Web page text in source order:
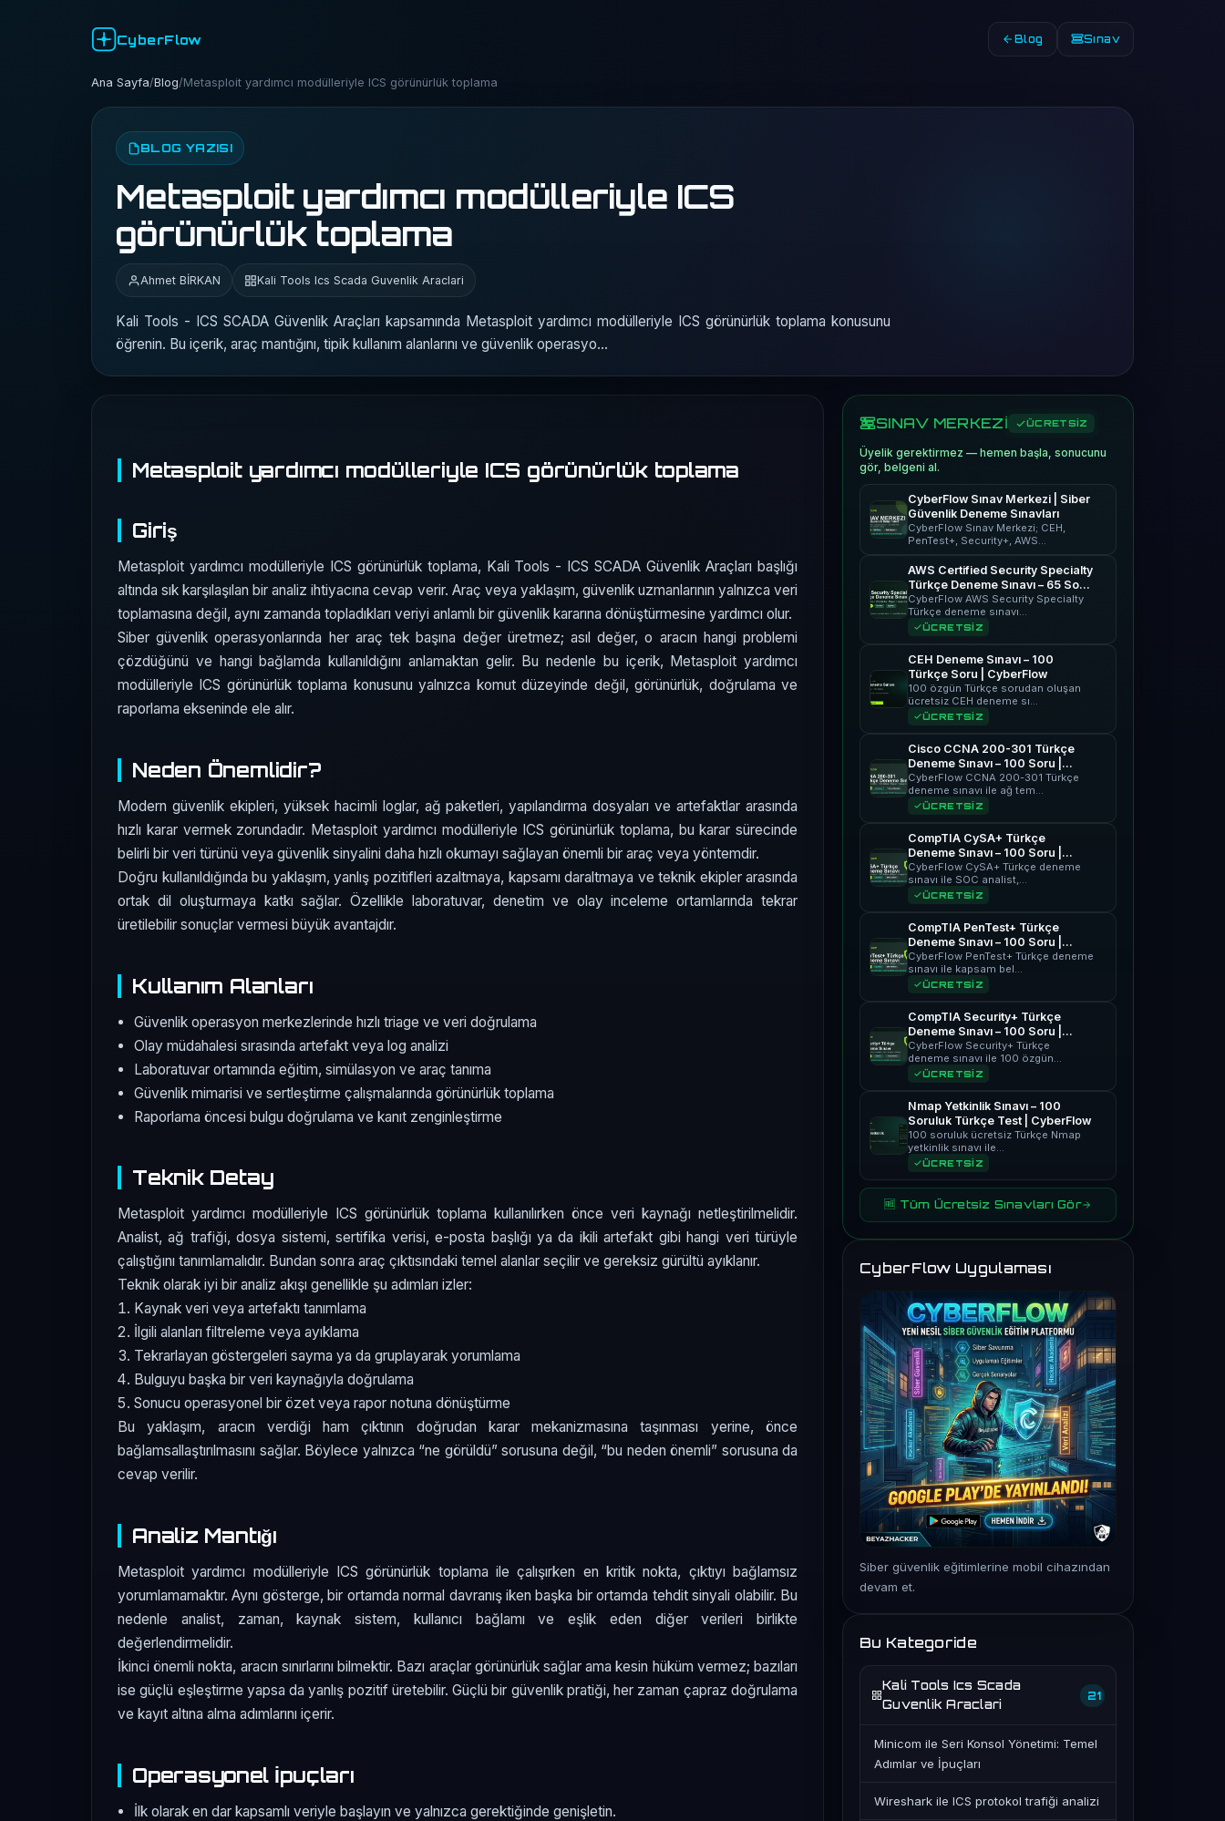
CyberFlow Blog Sınav
Ana Sayfa/Blog/Metasploit yardımcı modülleriyle ICS görünürlük toplama
BLOG YAZISI
Metasploit yardımcı modülleriyle ICS
görünürlük toplama
Ahmet BİRKAN Kali Tools Ics Scada Guvenlik Araclari
Kali Tools - ICS SCADA Güvenlik Araçları kapsamında Metasploit yardımcı modülleriyle ICS görünürlük toplama konusunu
öğrenin. Bu içerik, araç mantığını, tipik kullanım alanlarını ve güvenlik operasyo…
Metasploit yardımcı modülleriyle ICS görünürlük toplama
Giriş
Metasploit yardımcı modülleriyle ICS görünürlük toplama, Kali Tools - ICS SCADA Güvenlik Araçları başlığı
altında sık karşılaşılan bir analiz ihtiyacına cevap verir. Araç veya yaklaşım, güvenlik uzmanlarının yalnızca veri
toplamasına değil, aynı zamanda topladıkları veriyi anlamlı bir güvenlik kararına dönüştürmesine yardımcı olur.
Siber güvenlik operasyonlarında her araç tek başına değer üretmez; asıl değer, o aracın hangi problemi
çözdüğünü ve hangi bağlamda kullanıldığını anlamaktan gelir. Bu nedenle bu içerik, Metasploit yardımcı
modülleriyle ICS görünürlük toplama konusunu yalnızca komut düzeyinde değil, görünürlük, doğrulama ve
raporlama ekseninde ele alır.
Neden Önemlidir?
Modern güvenlik ekipleri, yüksek hacimli loglar, ağ paketleri, yapılandırma dosyaları ve artefaktlar arasında
hızlı karar vermek zorundadır. Metasploit yardımcı modülleriyle ICS görünürlük toplama, bu karar sürecinde
belirli bir veri türünü veya güvenlik sinyalini daha hızlı okumayı sağlayan önemli bir araç veya yöntemdir.
Doğru kullanıldığında bu yaklaşım, yanlış pozitifleri azaltmaya, kapsamı daraltmaya ve teknik ekipler arasında
ortak dil oluşturmaya katkı sağlar. Özellikle laboratuvar, denetim ve olay inceleme ortamlarında tekrar
üretilebilir sonuçlar vermesi büyük avantajdır.
Kullanım Alanları
Güvenlik operasyon merkezlerinde hızlı triage ve veri doğrulama
Olay müdahalesi sırasında artefakt veya log analizi
Laboratuvar ortamında eğitim, simülasyon ve araç tanıma
Güvenlik mimarisi ve sertleştirme çalışmalarında görünürlük toplama
Raporlama öncesi bulgu doğrulama ve kanıt zenginleştirme
Teknik Detay
Metasploit yardımcı modülleriyle ICS görünürlük toplama kullanılırken önce veri kaynağı netleştirilmelidir.
Analist, ağ trafiği, dosya sistemi, sertifika verisi, e-posta başlığı ya da ikili artefakt gibi hangi veri türüyle
çalıştığını tanımlamalıdır. Bundan sonra araç çıktısındaki temel alanlar seçilir ve gereksiz gürültü ayıklanır.
Teknik olarak iyi bir analiz akışı genellikle şu adımları izler:
Kaynak veri veya artefaktı tanımlama
İlgili alanları filtreleme veya ayıklama
Tekrarlayan göstergeleri sayma ya da gruplayarak yorumlama
Bulguyu başka bir veri kaynağıyla doğrulama
Sonucu operasyonel bir özet veya rapor notuna dönüştürme
Bu yaklaşım, aracın verdiği ham çıktının doğrudan karar mekanizmasına taşınması yerine, önce
bağlamsallaştırılmasını sağlar. Böylece yalnızca “ne görüldü” sorusuna değil, “bu neden önemli” sorusuna da
cevap verilir.
Analiz Mantığı
Metasploit yardımcı modülleriyle ICS görünürlük toplama ile çalışırken en kritik nokta, çıktıyı bağlamsız
yorumlamamaktır. Aynı gösterge, bir ortamda normal davranış iken başka bir ortamda tehdit sinyali olabilir. Bu
nedenle analist, zaman, kaynak sistem, kullanıcı bağlamı ve eşlik eden diğer verileri birlikte
değerlendirmelidir.
İkinci önemli nokta, aracın sınırlarını bilmektir. Bazı araçlar görünürlük sağlar ama kesin hüküm vermez; bazıları
ise güçlü eşleştirme yapsa da yanlış pozitif üretebilir. Güçlü bir güvenlik pratiği, her zaman çapraz doğrulama
ve kayıt altına alma adımlarını içerir.
Operasyonel İpuçları
İlk olarak en dar kapsamlı veriyle başlayın ve yalnızca gerektiğinde genişletin.
SINAV MERKEZİ ÜCRETSİZ
Üyelik gerektirmez — hemen başla, sonucunu
gör, belgeni al.
CyberFlow Sınav Merkezi | Siber
Güvenlik Deneme Sınavları
CyberFlow Sınav Merkezi; CEH,
PenTest+, Security+, AWS…
AWS Certified Security Specialty
Türkçe Deneme Sınavı – 65 Soru
| CyberFlow
CyberFlow AWS Security Specialty
Türkçe deneme sınavı…
ÜCRETSİZ
CEH Deneme Sınavı – 100
Türkçe Soru | CyberFlow
100 özgün Türkçe sorudan oluşan
ücretsiz CEH deneme sı…
ÜCRETSİZ
Cisco CCNA 200-301 Türkçe
Deneme Sınavı – 100 Soru |
CyberFlow
CyberFlow CCNA 200-301 Türkçe
deneme sınavı ile ağ tem…
ÜCRETSİZ
CompTIA CySA+ Türkçe
Deneme Sınavı – 100 Soru |
CyberFlow
CyberFlow CySA+ Türkçe deneme
sınavı ile SOC analist,…
ÜCRETSİZ
CompTIA PenTest+ Türkçe
Deneme Sınavı – 100 Soru |
CyberFlow
CyberFlow PenTest+ Türkçe deneme
sınavı ile kapsam bel…
ÜCRETSİZ
CompTIA Security+ Türkçe
Deneme Sınavı – 100 Soru |
CyberFlow
CyberFlow Security+ Türkçe
deneme sınavı ile 100 özgün…
ÜCRETSİZ
Nmap Yetkinlik Sınavı – 100
Soruluk Türkçe Test | CyberFlow
100 soruluk ücretsiz Türkçe Nmap
yetkinlik sınavı ile…
ÜCRETSİZ
🆓 Tüm Ücretsiz Sınavları Gör
CyberFlow Uygulaması
Siber güvenlik eğitimlerine mobil cihazından
devam et.
Bu Kategoride
Kali Tools Ics Scada
Guvenlik Araclari
21
Minicom ile Seri Konsol Yönetimi: Temel
Adımlar ve İpuçları
Wireshark ile ICS protokol trafiği analizi